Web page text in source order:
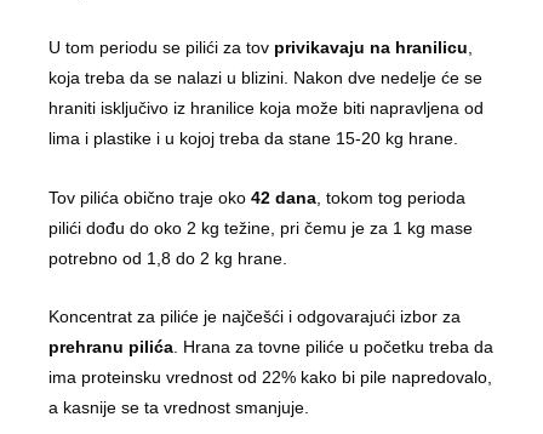
U tom periodu se pilići za tov privikavaju na hranilicu
koja treba da se nalazi u blizini. Nakon dve nedelje će se
hraniti isključivo iz hranilice koja može biti napravljena od
lima i plastike i u kojoj treba da stane 15-20 kg hrane.
Tov pilića obično traje oko 42 dana , tokom tog perioda
pilići dođu do oko 2 kg težine, pri čemu je za 1 kg mase
potrebno od 1,8 do 2 kg hrane.
Koncentrat za piliće je najčešći i odgovarajući izbor za
prehranu pilića. Hrana za tovne piliće u početku treba da
ima proteinsku vrednost od 22% kako bi pile napredovalo,
a kasnije se ta vrednost smanjuje.